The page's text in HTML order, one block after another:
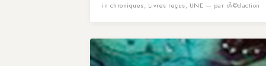
in chroniques, Livres reçus, UNE — par rÃ©daction